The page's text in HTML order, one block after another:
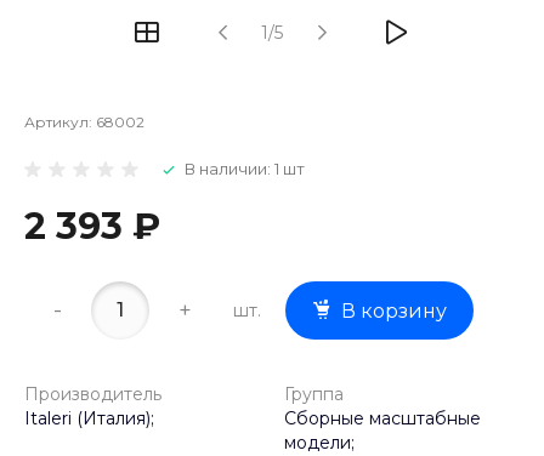
1/5
Артикул: 68002
В наличии: 1 шт
2 393 ₽
- + шт. В корзину
Производитель
Italeri (Италия);
Группа
Сборные масштабные
модели;